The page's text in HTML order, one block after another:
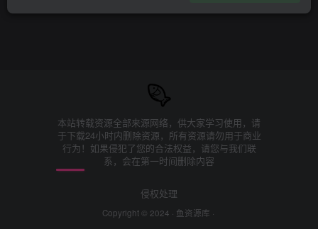
本站转载资源全部来源网络，供大家学习使用，请
于下载24小时内删除资源，所有资源请勿用于商业
行为！如果侵犯了您的合法权益，请您与我们联
系，会在第一时间删除内容
侵权处理
Copyright © 2024 · 鱼资源库 ·